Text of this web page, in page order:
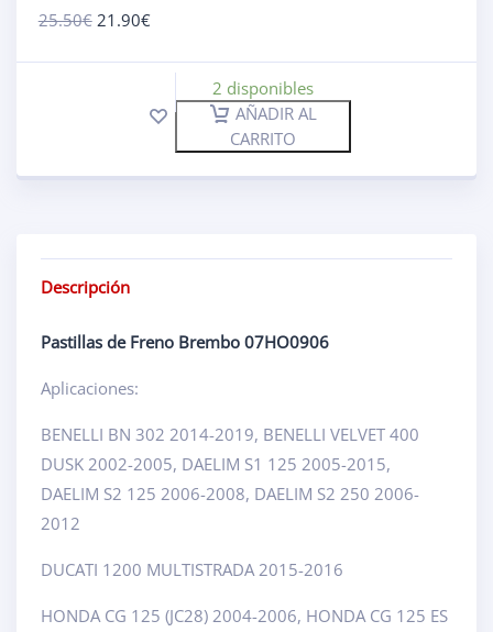
25.50€ 21.90€
2 disponibles
AÑADIR AL
CARRITO
Descripción
Pastillas de Freno Brembo 07HO0906
Aplicaciones:
BENELLI BN 302 2014-2019, BENELLI VELVET 400
DUSK 2002-2005, DAELIM S1 125 2005-2015,
DAELIM S2 125 2006-2008, DAELIM S2 250 2006-
2012
DUCATI 1200 MULTISTRADA 2015-2016
HONDA CG 125 (JC28) 2004-2006, HONDA CG 125 ES